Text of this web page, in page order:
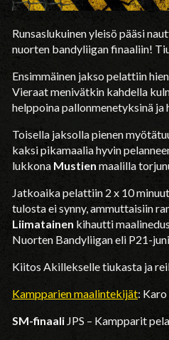
Runsaslukuinen yleisö pääsi
nuorten bandyliigan finaaliin!
Ensimmäinen jakso pelattiin
Vieraat menivätkin kahdella
helppoina pallonmenetyksinä ja
Toisella jaksolla pienen
kaksi pikamaalia hyvin
lukkona Mustien maalilla
Jatkoaika pelattiin 2 x 10
tulosta ei synny, ammuttaisiin
Liimatainen kihautti
Nuorten Bandyliigan eli P21-
Kiitos Akillekselle tiukasta ja
Kampparien maalintekijät:
SM-finaali JPS – Kampparit